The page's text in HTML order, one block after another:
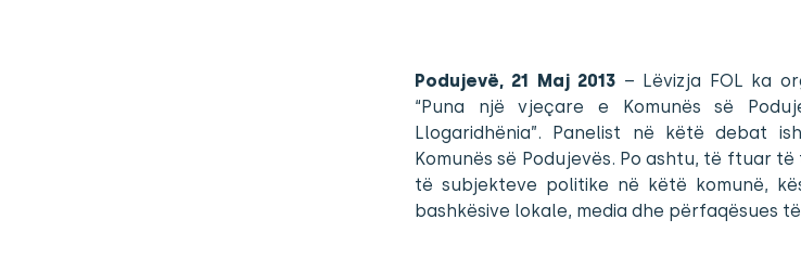
Podujevë, 21 Maj 2013 – Lëvizja FOL ka
“Puna një vjeçare e Komunës së
Llogaridhënia”. Panelist në këtë debat
Komunës së Podujevës. Po ashtu, të ftuar
të subjekteve politike në këtë komunë,
bashkësive lokale, media dhe përfaqësues